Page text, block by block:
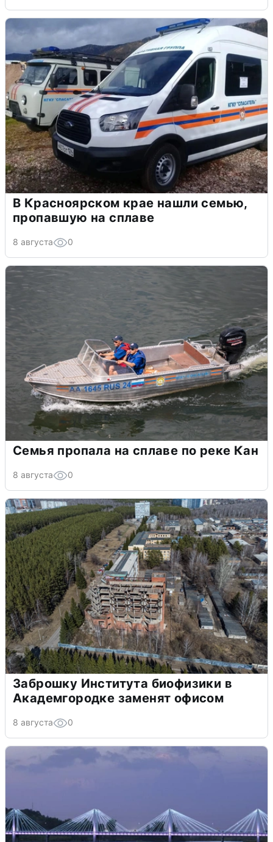
В Красноярском крае нашли семью,
пропавшую на сплаве
8 августа 0
Семья пропала на сплаве по реке Кан
8 августа 0
Заброшку Института биофизики в
Академгородке заменят офисом
8 августа 0